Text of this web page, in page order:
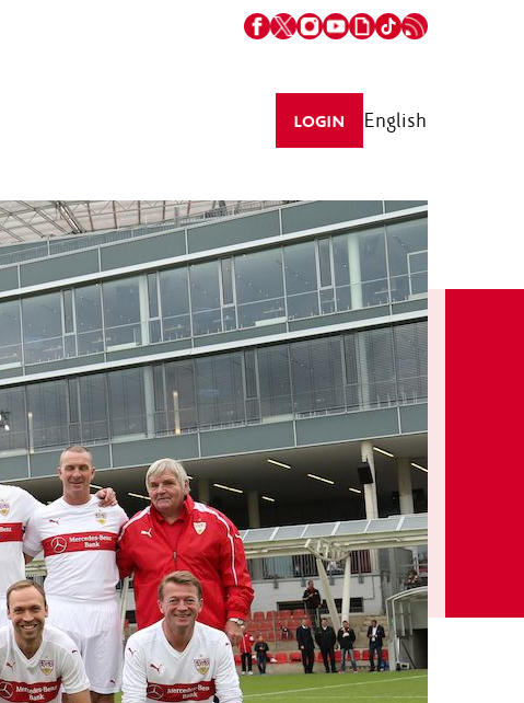
LOGIN English